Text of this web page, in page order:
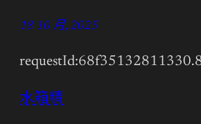
18 10 月, 2025
水箱精